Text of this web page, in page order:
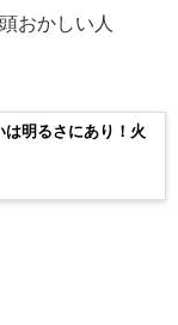
おかしい人
は明るさにあり！火